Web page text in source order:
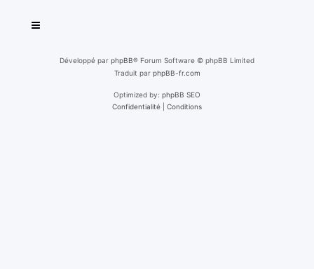
Développé par phpBB® Forum Software © phpBB Limited
Traduit par phpBB-fr.com
Optimized by: phpBB SEO
Confidentialité
Conditions